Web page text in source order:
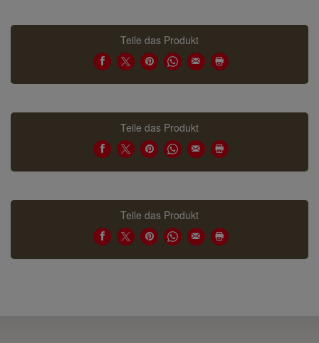
Teile das Produkt
Teile das Produkt
Teile das Produkt